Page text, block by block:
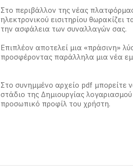
Στο περιβάλλον της νέας
ηλεκτρονικού εισιτηρίου θωρακίζει
την ασφάλεια των συναλλαγών σας.
Επιπλέον αποτελεί μια «πράσινη»
προσφέροντας παράλληλα μια νέα
Στο συνημμένο αρχείο pdf μπορείτε
στάδιο της Δημιουργίας
προσωπικό προφίλ του χρήστη.